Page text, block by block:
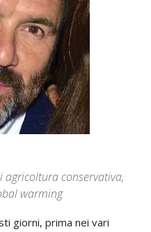
conservativa,
warming
giorni, prima nei vari